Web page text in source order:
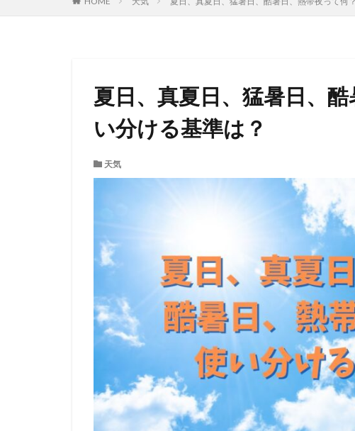
夏日、真夏日、猛暑日、
い分ける基準は？
天気